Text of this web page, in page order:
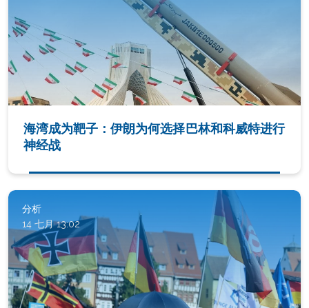
海湾成为靶子：伊朗为何选择巴林和科威特进行
神经战
分析
14 七月 13:02